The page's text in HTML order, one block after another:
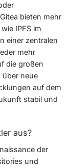
bieten mehr
IPFS im
einer zentralen
mehr
die großen
über neue
auf dem
stabil und
aus?
der
und